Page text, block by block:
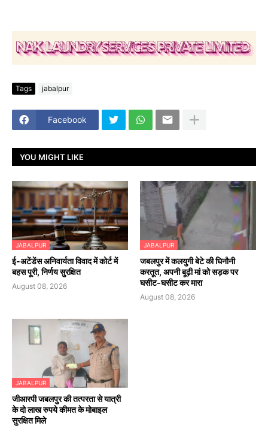
Tags jabalpur
Facebook
YOU MIGHT LIKE
JABALPUR
​ई-अटेंडेंस अनिवार्यता विवाद में कोर्ट में
बहस पूरी, निर्णय सुरक्षित
August 08, 2026
JABALPUR
जबलपुर में कलयुगी बेटे की घिनौनी
करतूत, अपनी बूढ़ी मां को सड़क पर
घसीट-घसीट कर मारा
August 08, 2026
JABALPUR
जीआरपी जबलपुर की तत्परता से यात्री
के दो लाख रुपये कीमत के मोबाइल
सुरक्षित मिले